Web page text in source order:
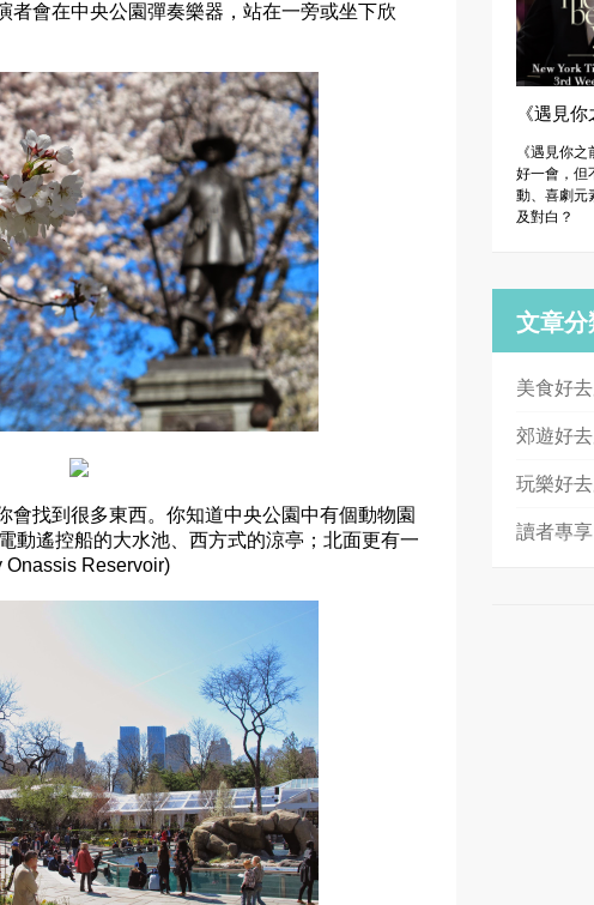
者會在中央公園彈奏樂器，站在一旁或坐下欣
會找到很多東西。你知道中央公園中有個動物園
動遙控船的大水池、西方式的涼亭；北面更有一
Reservoir)
《遇見
《遇見你
好一會，但
動、喜劇元
及對白？
文章
美食好
郊遊好
玩樂好
讀者專享